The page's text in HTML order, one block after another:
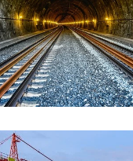
Tunnelbau